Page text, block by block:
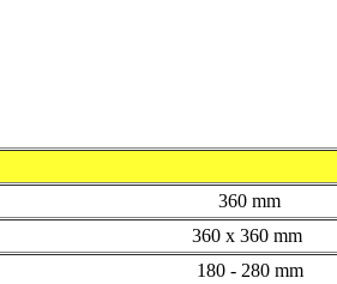
360 mm
360 x 360 mm
180 - 280 mm